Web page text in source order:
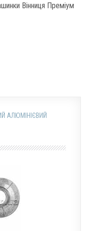
Вінниця Преміум
АЛЮМІНІЄВИЙ